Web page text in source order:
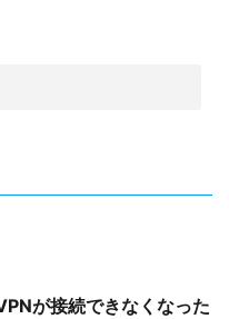
が接続できなくなった